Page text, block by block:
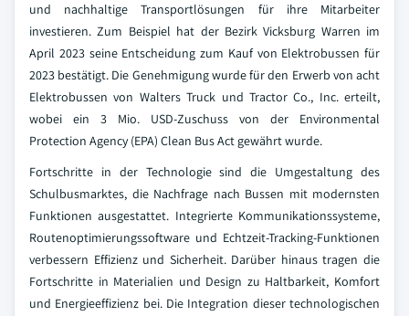
und nachhaltige Transportlösungen für ihre Mitarbeiter
investieren. Zum Beispiel hat der Bezirk Vicksburg Warren im
April 2023 seine Entscheidung zum Kauf von Elektrobussen für
2023 bestätigt. Die Genehmigung wurde für den Erwerb von acht
Elektrobussen von Walters Truck und Tractor Co., Inc. erteilt,
wobei ein 3 Mio. USD-Zuschuss von der Environmental
Protection Agency (EPA) Clean Bus Act gewährt wurde.
Fortschritte in der Technologie sind die Umgestaltung des
Schulbusmarktes, die Nachfrage nach Bussen mit modernsten
Funktionen ausgestattet. Integrierte Kommunikationssysteme,
Routenoptimierungssoftware und Echtzeit-Tracking-Funktionen
verbessern Effizienz und Sicherheit. Darüber hinaus tragen die
Fortschritte in Materialien und Design zu Haltbarkeit, Komfort
und Energieeffizienz bei. Die Integration dieser technologischen